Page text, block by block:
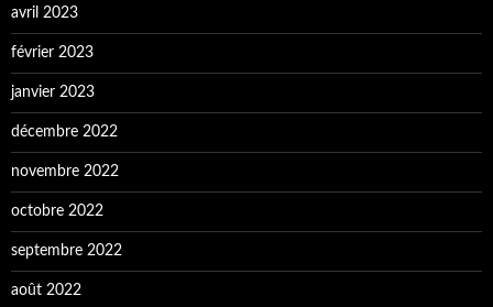
avril 2023
février 2023
janvier 2023
décembre 2022
novembre 2022
octobre 2022
septembre 2022
août 2022